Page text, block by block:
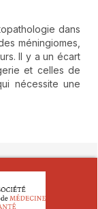
dans
méningiomes,
Il y a un écart
et celles de
nécessite une